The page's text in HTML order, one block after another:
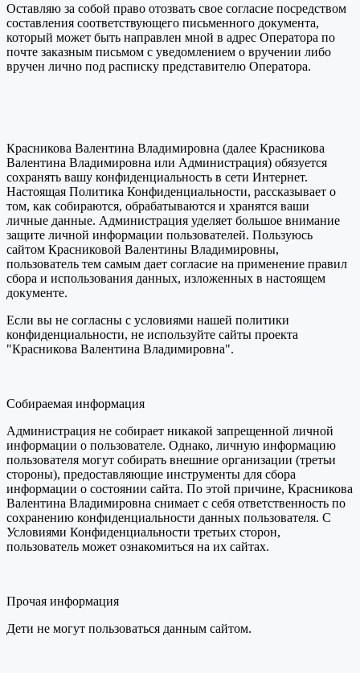
Оставляю за собой право отозвать свое согласие посредством
составления соответствующего письменного документа,
который может быть направлен мной в адрес Оператора по
почте заказным письмом с уведомлением о вручении либо
вручен лично под расписку представителю Оператора.
Красникова Валентина Владимировна (далее Красникова
Валентина Владимировна или Администрация) обязуется
сохранять вашу конфиденциальность в сети Интернет.
Настоящая Политика Конфиденциальности, рассказывает о
том, как собираются, обрабатываются и хранятся ваши
личные данные. Администрация уделяет большое внимание
защите личной информации пользователей. Пользуюсь
сайтом Красниковой Валентины Владимировны,
пользователь тем самым дает согласие на применение правил
сбора и использования данных, изложенных в настоящем
документе.
Если вы не согласны с условиями нашей политики
конфиденциальности, не используйте сайты проекта
"Красникова Валентина Владимировна".
Собираемая информация
Администрация не собирает никакой запрещенной личной
информации о пользователе. Однако, личную информацию
пользователя могут собирать внешние организации (третьи
стороны), предоставляющие инструменты для сбора
информации о состоянии сайта. По этой причине, Красникова
Валентина Владимировна снимает с себя ответственность по
сохранению конфиденциальности данных пользователя. С
Условиями Конфиденциальности третьих сторон,
пользователь может ознакомиться на их сайтах.
Прочая информация
Дети не могут пользоваться данным сайтом.